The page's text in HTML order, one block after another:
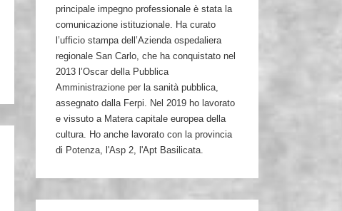
principale impegno professionale è stata la
comunicazione istituzionale. Ha curato
l’ufficio stampa dell’Azienda ospedaliera
regionale San Carlo, che ha conquistato nel
2013 l’Oscar della Pubblica
Amministrazione per la sanità pubblica,
assegnato dalla Ferpi. Nel 2019 ho lavorato
e vissuto a Matera capitale europea della
cultura. Ho anche lavorato con la provincia
di Potenza, l'Asp 2, l'Apt Basilicata.